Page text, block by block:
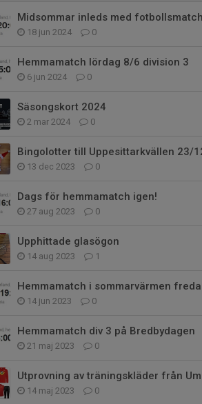
Midsommar inleds med
18 jun 2024 0
Hemmamatch lördag 8/6 division 3
6 jun 2024 0
Säsongskort 2024
2 mar 2024 0
Bingolotter till Uppesittarkvällen 23/
13 dec 2023 0
Dags för hemmamatch igen!
27 aug 2023 0
Upphittade glasögon
14 aug 2023 1
Hemmamatch i sommarvärmen
14 jun 2023 0
Hemmamatch div 3 på Bredbydagen
21 maj 2023 0
Utprovning av träningskläder från
14 maj 2023 0